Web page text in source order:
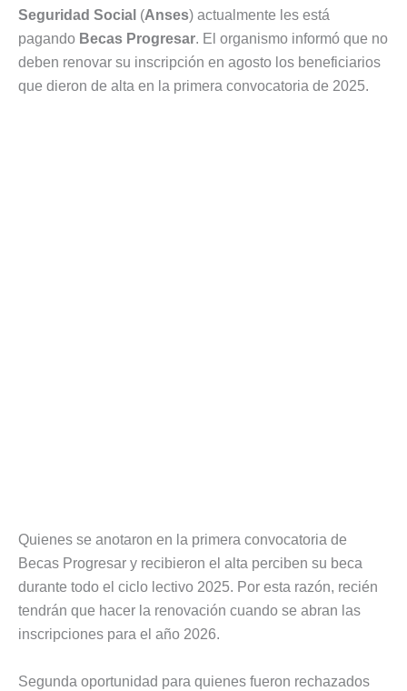
Seguridad Social (Anses) actualmente les está
pagando Becas Progresar. El organismo informó que no
deben renovar su inscripción en agosto los beneficiarios
que dieron de alta en la primera convocatoria de 2025.
Quienes se anotaron en la primera convocatoria de
Becas Progresar y recibieron el alta perciben su beca
durante todo el ciclo lectivo 2025. Por esta razón, recién
tendrán que hacer la renovación cuando se abran las
inscripciones para el año 2026.
Segunda oportunidad para quienes fueron rechazados